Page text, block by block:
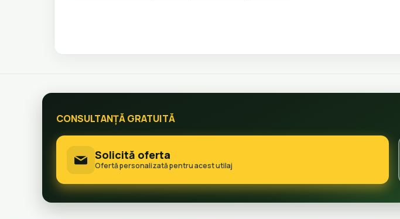
CONSULTANȚĂ GRATUITĂ
Solicită oferta
Ofertă personalizată pentru acest utilaj